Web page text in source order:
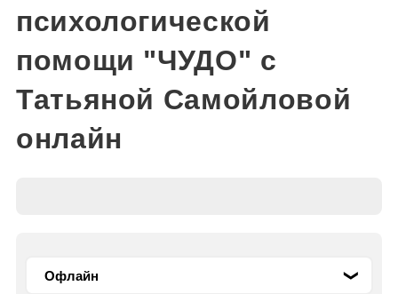
психологической
помощи "ЧУДО" с
Татьяной Самойловой
онлайн